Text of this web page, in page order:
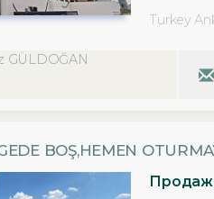
Turkey
GÜLDOĞAN
BOŞ,HEMEN